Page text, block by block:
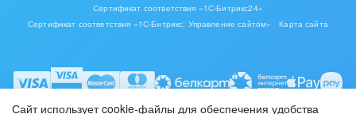
Сертификат соответствия «1С-Битрикс24»
Сертификат соответствия «1С-Битрикс: Управление сайтом»
Карта сайта
Сайт использует cookie-файлы для обеспечения удобства